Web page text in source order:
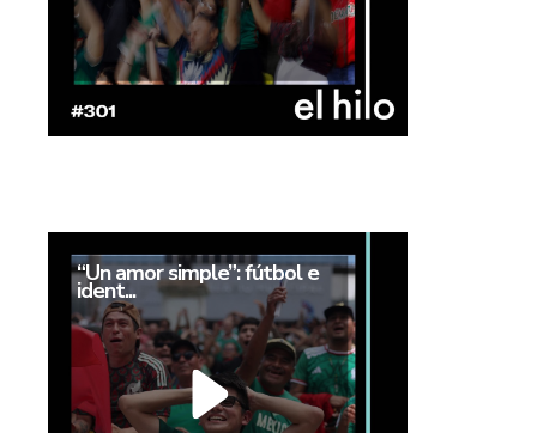
“Un amor simple”: fútbol e
ident...